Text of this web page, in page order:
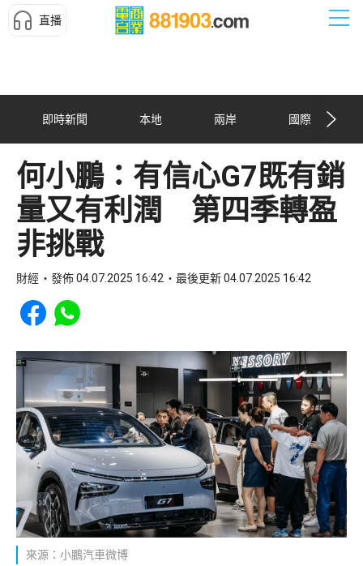
直播
即時新聞 本地 兩岸 國際
何小鵬：有信心G7既有銷
量又有利潤 第四季轉盈
非挑戰
財經 發佈 04.07.2025 16:42 最後更新 04.07.2025 16:42
Share to Facebook
Share to WhatsApp
來源：小鵬汽車微博